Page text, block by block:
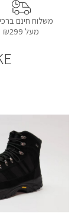
משלוח חינם
מעל ₪299